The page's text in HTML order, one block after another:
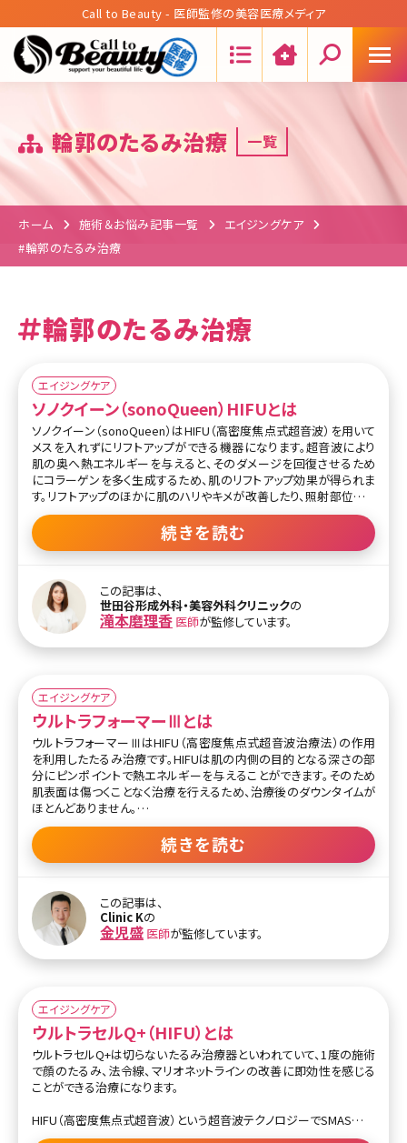
Call to Beauty - 医師監修の美容医療メディア
輪郭のたるみ治療 一覧
ホーム 施術＆お悩み記事一覧
エイジングケア
#輪郭のたるみ治療
輪郭のたるみ治療
エイジングケア
ソノクイーン（sonoQueen）HIFUとは
ソノクイーン（sonoQueen）はHIFU（高密度焦点式超音波）を用いて
メスを入れずにリフトアップができる機器になります。超音波により
肌の奥へ熱エネルギーを与えると、そのダメージを回復させるため
にコラーゲンを多く生成するため、肌のリフトアップ効果が得られま
す。リフトアップのほかに肌のハリやキメが改善したり、照射部位によ
っては二重あごの改善にもつながります。
ソノクイーンは従来のHIFU機では対応しきれなかった目元の小じわ
リッジがあります。それ以外にも毛穴やその他部位の小じわに効果
を発揮するカートリッジ（深さ3.0mm）、たるみ（SMAS）に効果を発揮
するカートリッジ（深さ4.0mm）があり、悩みに応じて選択することが
できます。
月でコラーゲンが生成されきるので、3か月に1度の施術が良いとさ
れています。
続きを読む
この記事は、
世田谷形成外科・美容外科クリニックの
滝本磨理香 医師が監修しています。
エイジングケア
ウルトラフォーマーⅢとは
ウルトラフォーマーⅢはHIFU（高密度焦点式超音波治療法）の作用
を利用したたるみ治療です。HIFUは肌の内側の目的となる深さの部
分にピンポイントで熱エネルギーを与えることができます。そのため
肌表面は傷つくことなく治療を行えるため、治療後のダウンタイムが
ほとんどありません。
一般的に1.5mm、3.0mm、4.5mmの3種類のカートリッジを使い分け
て施術していくことが多く、1.5mmでは真皮層を、3.0mmでは脂肪層
て熱エネルギーが加わるとまずは組織が収縮することによる引き締
めが期待でき、これが施術直後のリフトアップ効果となります。
これに加えて熱エネルギーにより肌内部のコラーゲンやエラスチン
が傷つき、新しいコラーゲンやエラスチンの生成が促進することで肌
続きを読む
この記事は、
Clinic Kの
金児盛 医師が監修しています。
エイジングケア
ウルトラセルQ+（HIFU）とは
ウルトラセルQ+は切らないたるみ治療器といわれていて、1度の施術
で顔のたるみ、法令線、マリオネットラインの改善に即効性を感じる
ことができる治療になります。
HIFU（高密度焦点式超音波）という超音波テクノロジーでSMAS筋膜
（表情筋層）に熱エネルギーを加えることでSMAS筋膜を引き締めま